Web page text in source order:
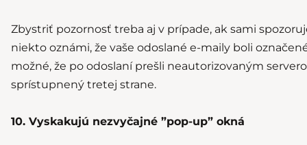
Zbystriť pozornosť treba aj v prípade, ak sami
niekto oznámi, že vaše odoslané e-maily boli
možné, že po odoslaní prešli neautorizovaným
sprístupnený tretej strane.
10. Vyskakujú nezvyčajné ”pop-up” okná